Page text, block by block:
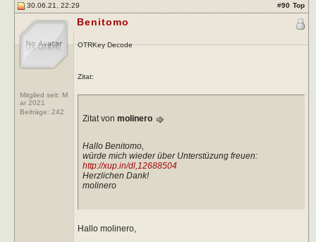
30.06.21, 22:29 #90 Top
Mitglied seit: M
ar 2021
Beiträge: 242
Benitomo
OTRKey Decode
Zitat:
Zitat von molinero
Hallo Benitomo,
würde mich wieder über Unterstüzung freuen:
http://xup.in/dl,12688504
Herzlichen Dank!
molinero
Hallo molinero,